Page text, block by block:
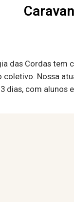
das Cordas
Nossa
dias, com alunos